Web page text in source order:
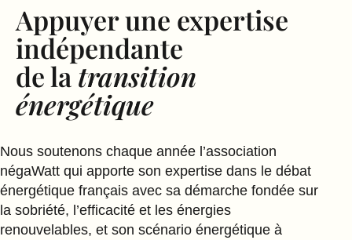
Appuyer une expertise
indépendante
de latransition
énergétique
Nous soutenons chaque année l’association
négaWatt qui apporte son expertise dans le débat
énergétique français avec sa démarche fondée sur
la sobriété, l’efficacité et les énergies
renouvelables, et son scénario énergétique à